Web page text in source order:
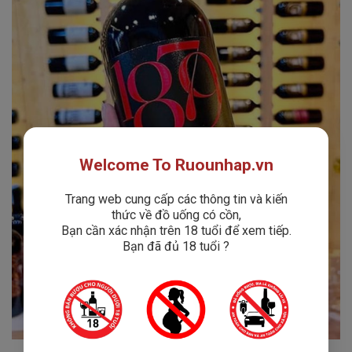
Welcome To Ruounhap.vn
Trang web cung cấp các thông tin và kiến
thức về đồ uống có cồn,
Bạn cần xác nhận trên 18 tuổi để xem tiếp.
Bạn đã đủ 18 tuổi ?